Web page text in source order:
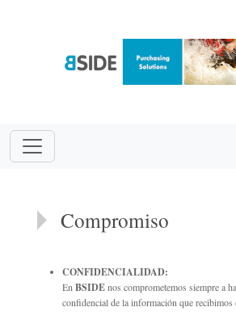
Compromiso
CONFIDENCIALIDAD:
En BSIDEnos comprometemos siempre a
confidencial de la información que recibimos